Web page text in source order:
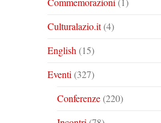
Culturalazio.it(4)
English (15)
Eventi (327)
Conferenze(220)